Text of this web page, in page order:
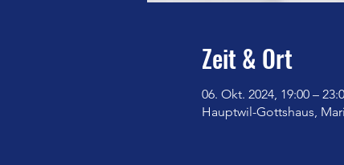
Zeit & Ort
06. Okt. 2024, 19:00 –
Hauptwil-Gottshaus,